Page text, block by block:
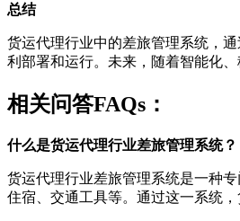
总结
货运代理行业中的差旅管理系统，
利部署和运行。未来，随着智能化
相关问答FAQs：
什么是货运代理行业差旅管理系统？
货运代理行业差旅管理系统是一种
住宿、交通工具等。通过这一系统